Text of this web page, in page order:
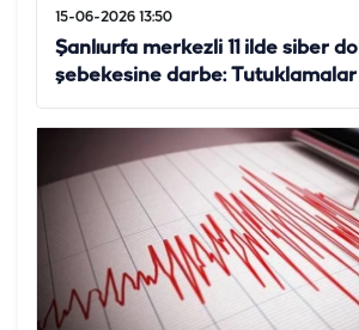
15-06-2026 13:50
Şanlıurfa merkezli 11 ilde siber
şebekesine darbe: